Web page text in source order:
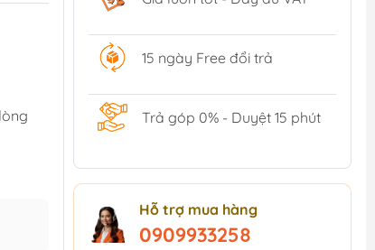
15 ngày Free đổi trả
Trả góp 0% - Duyệt 15 phút
Hỗ trợ mua hàng
0909933258